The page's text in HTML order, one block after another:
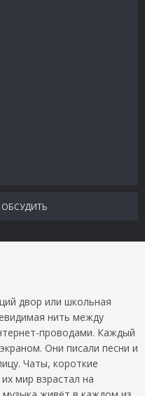
ОБСУДИТЬ
двор или школьная
нить между
проводами. Каждый
Они писали песни и
Чаты, короткие
мир взрастал на